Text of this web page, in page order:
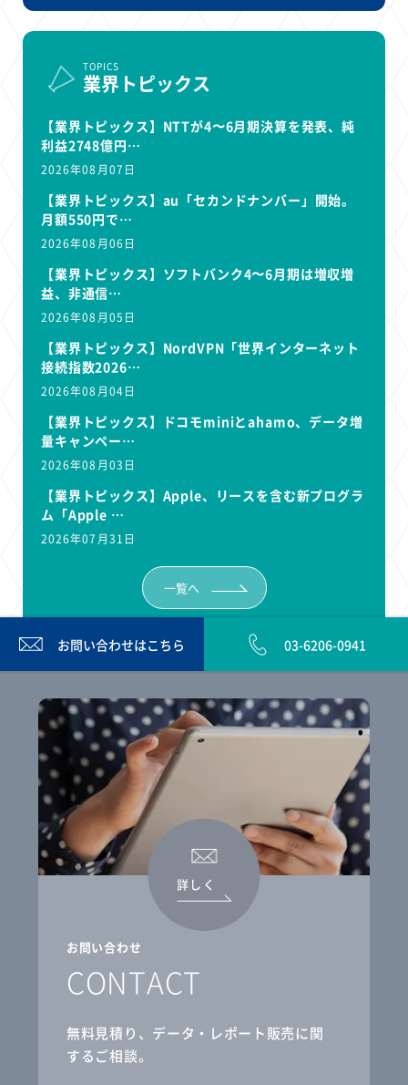
TOPICS
業界トピックス
【業界トピックス】NTTが4〜6月期決算を発表、純
利益2748億円…
2026年08月07日
【業界トピックス】au「セカンドナンバー」開始。
月額550円で…
2026年08月06日
【業界トピックス】ソフトバンク4〜6月期は増収増
益、非通信…
2026年08月05日
【業界トピックス】NordVPN「世界インターネット
接続指数2026…
2026年08月04日
【業界トピックス】ドコモminiとahamo、データ増
量キャンペー…
2026年08月03日
【業界トピックス】Apple、リースを含む新プログラ
ム「Apple …
2026年07月31日
一覧へ
お問い合わせはこちら 03-6206-0941
お問い合わせ
CONTACT
無料見積り、データ・レポート販売に関
するご相談。
詳しく